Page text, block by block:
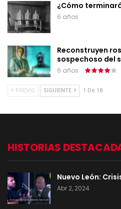
¿Cómo
6 años
Reconstruyen
sospechoso del
6 años
PREVIO SIGUIENTE 1 De 18
HISTORIAS
Nuevo León:
Abr 2, 2024